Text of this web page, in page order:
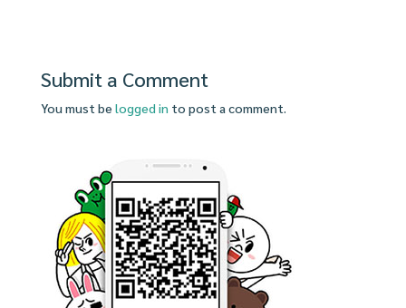
Submit a Comment
You must be logged in to post a comment.